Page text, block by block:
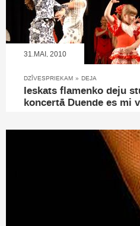
31.MAI, 2010
DZĪVESPRIEKAM » DEJA
Ieskats flamenko deju
koncertā Duende es mi